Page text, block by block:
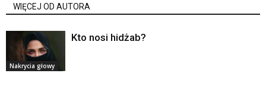
WIĘCEJ OD AUTORA
Nakrycia głowy
Kto nosi hidżab?